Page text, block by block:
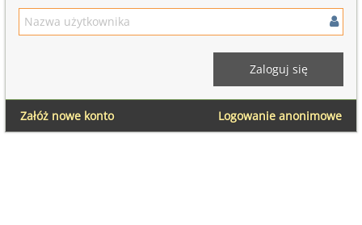
Logowanie anonimowe
Załóż nowe konto